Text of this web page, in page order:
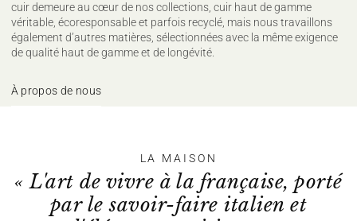
cuir demeure au cœur de nos collections, cuir haut de gamme
véritable, écoresponsable et parfois recyclé, mais nous travaillons
également d’autres matières, sélectionnées avec la même exigence
de qualité haut de gamme et de longévité.
À propos de nous
LA MAISON
« L'art de vivre à la française, porté
par le savoir-faire italien et